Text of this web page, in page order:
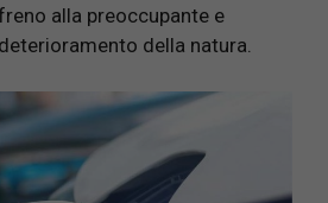
alla preoccupante e
della natura.